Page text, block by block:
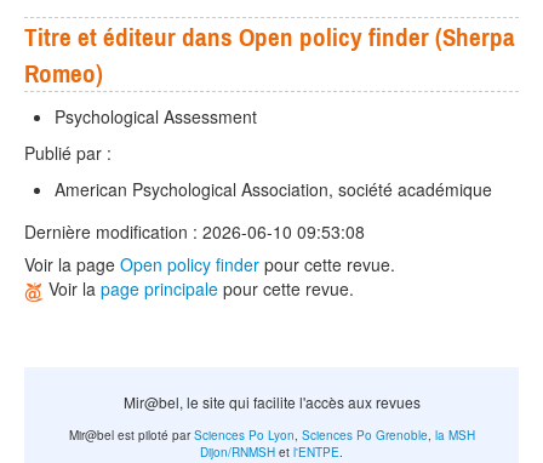
Titre et éditeur dans Open policy finder (Sherpa
Romeo)
Psychological Assessment
Publié par :
American Psychological Association, société académique
Dernière modification : 2026-06-10 09:53:08
Voir la page Open policy finder pour cette revue.
Voir la page principale pour cette revue.
Mir@bel, le site qui facilite l'accès aux revues
Mir@bel est piloté parSciences Po Lyon, Sciences Po Grenoble, la MSH
Dijon/RNMSH et l'ENTPE.